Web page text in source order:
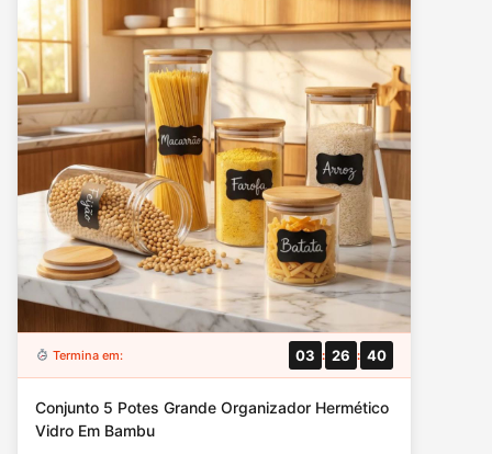
Termina em: 03 : 26 : 39
Conjunto 5 Potes Grande Organizador Hermético
Vidro Em Bambu